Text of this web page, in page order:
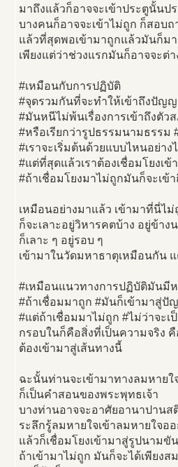
มาถึงแล้วก็อาจจะเข้าประตูนั้นป
บางคนก็อาจจะเข้าไม่ถูก ก็สอบถ
แล้วที่สุดพอเข้ามาถูกแล้วมันก็ม
เพียงแต่ว่าช่วงแรกมันก็อาจจะต่
#เหมือนกับการปฏิบัติ
#จุดรวมกันที่จะทำให้เข้าถึงปัญ
#มันหนีไม่พ้นเรื่องการเข้าถึงตัว
#หรือเรียกว่ารูปธรรมนามธรรม
#เราจะเริ่มต้นด้วยแบบไหนอย่าง
#แต่ที่สุดแล้วเราต้องเชื่อมโยงเ
#ถ้าเชื่อมโยงมาไม่ถูกมันก็จะเข้
เหมือนอย่างมาแล้ว เข้ามาที่นี่ไม่
ก็จะเลาะอยู่วิหารคตบ้าง อยู่ข้าง
ก็เลาะ ๆ อยู่รอบ ๆ
เข้ามาในวัดมหาธาตุเหมือนกัน
#เหมือนแนวทางการปฏิบัติมันมี
#ถ้าเชื่อมมาถูก #มันก็เข้ามาสู่ปั
#แต่ถ้าเชื่อมมาไม่ถูก #ไม่ว่าจะ
กรอบในก็คือสิ่งที่เป็นความจริง
ต้องเข้ามาสู่เส้นทางนี้
ฉะนั้นท่านจะเข้ามาทางลมหายใ
ก็เป็นคำสอนของพระพุทธเจ้า
บางท่านอาจจะอาศัยอานาปานส
ระลึกรู้ลมหายใจเข้าลมหายใจอ
แล้วก็เชื่อมโยงเข้ามาสู่รูปนามขั
ถ้าเข้ามาไม่ถูก มันก็จะได้เพียงส